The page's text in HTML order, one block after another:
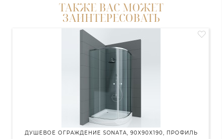
ТАКЖЕ ВАС МОЖЕТ
ЗАИНТЕРЕСОВАТЬ
ДУШЕВОЕ ОГРАЖДЕНИЕ SONATA, 90X90X190, ПРОФИЛЬ